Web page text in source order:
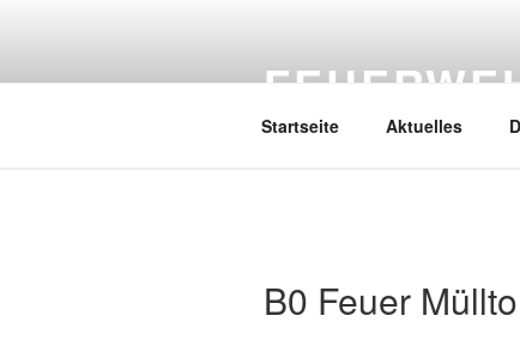
Startseite Aktuelles
B0 Feuer